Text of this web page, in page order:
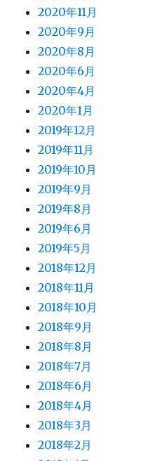
2020年11月
2020年9月
2020年8月
2020年6月
2020年4月
2020年1月
2019年12月
2019年11月
2019年10月
2019年9月
2019年8月
2019年6月
2019年5月
2018年12月
2018年11月
2018年10月
2018年9月
2018年8月
2018年7月
2018年6月
2018年4月
2018年3月
2018年2月